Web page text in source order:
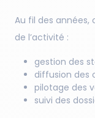
Au fil des
de l’activité :
gestion des
diffusion des
pilotage des
suivi des